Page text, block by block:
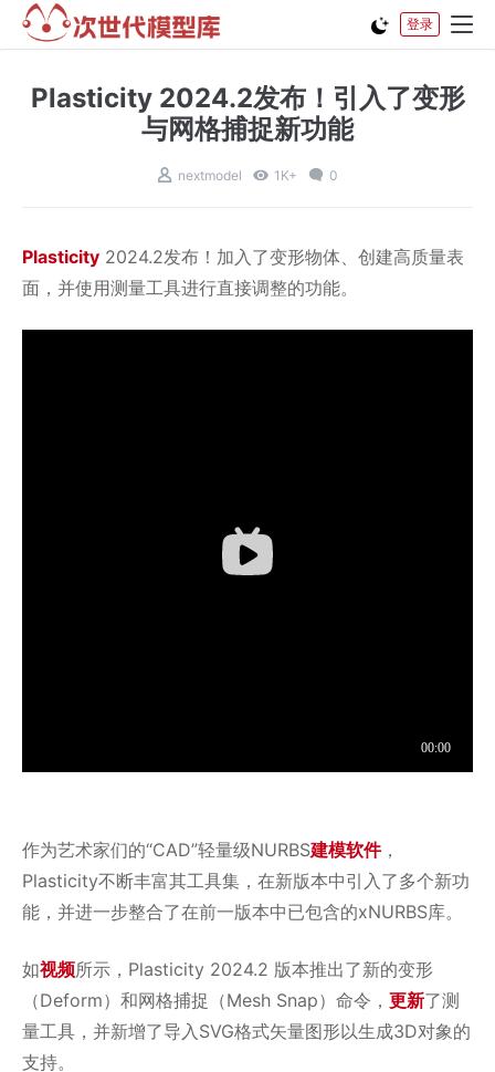
登录
Plasticity 2024.2发布！引入了变形
与网格捕捉新功能
nextmodel 1K+ 0
Plasticity 2024.2发布！加入了变形物体、创建高质量表
面，并使用测量工具进行直接调整的功能。
作为艺术家们的“CAD”轻量级NURBS建模软件，
Plasticity不断丰富其工具集，在新版本中引入了多个新功
能，并进一步整合了在前一版本中已包含的xNURBS库。
如视频所示，Plasticity 2024.2 版本推出了新的变形
（Deform）和网格捕捉（Mesh Snap）命令， 更新了测
量工具，并新增了导入SVG格式矢量图形以生成3D对象的
支持。